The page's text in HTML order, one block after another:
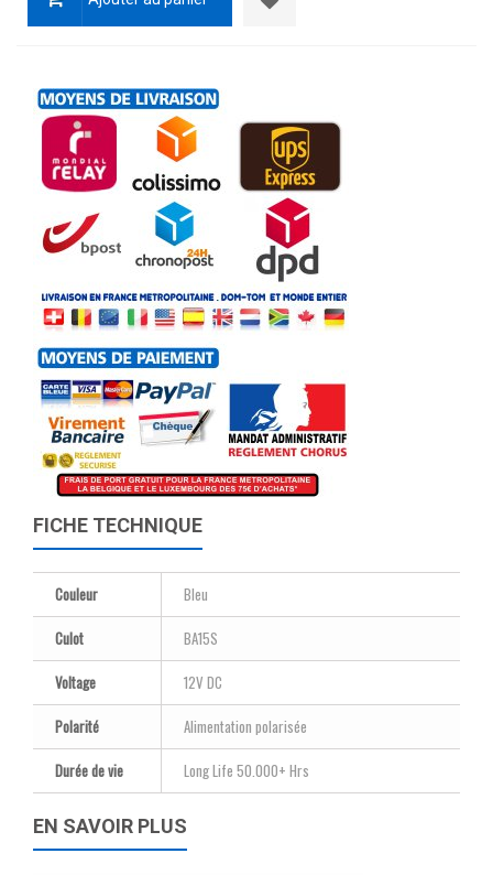
FICHE TECHNIQUE
Couleur
Bleu
Culot
BA15S
Voltage
12V DC
Polarité
Alimentation polarisée
Durée de vie
Long Life 50.000+ Hrs
EN SAVOIR PLUS